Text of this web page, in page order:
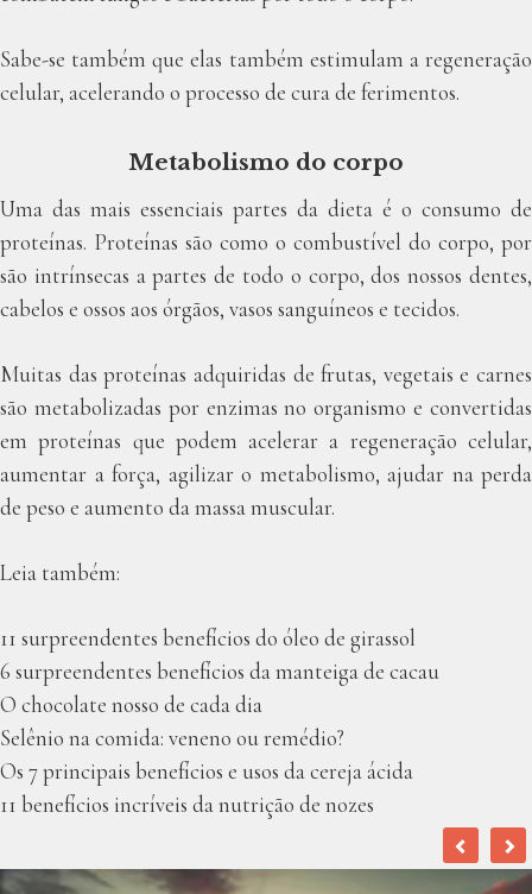
Sabe-se também que elas também estimulam a regeneração
celular, acelerando o processo de cura de ferimentos.
Metabolismo do corpo
Uma das mais essenciais partes da dieta é o consumo de
proteínas. Proteínas são como o combustível do corpo, por
são intrínsecas a partes de todo o corpo, dos nossos dentes,
cabelos e ossos aos órgãos, vasos sanguíneos e tecidos.
Muitas das proteínas adquiridas de frutas, vegetais e carnes
são metabolizadas por enzimas no organismo e convertidas
em proteínas que podem acelerar a regeneração celular,
aumentar a força, agilizar o metabolismo, ajudar na perda
de peso e aumento da massa muscular.
Leia também:
11 surpreendentes benefícios do óleo de girassol
6 surpreendentes benefícios da manteiga de cacau
O chocolate nosso de cada dia
Selênio na comida: veneno ou remédio?
Os 7 principais benefícios e usos da cereja ácida
11 benefícios incríveis da nutrição de nozes